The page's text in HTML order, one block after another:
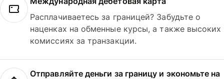
Расплачиваетесь за границей? Забудьте о
наценках на обменные курсы, а также высоких
комиссиях за транзакции.
Отправляйте деньги за границу и экономьте на